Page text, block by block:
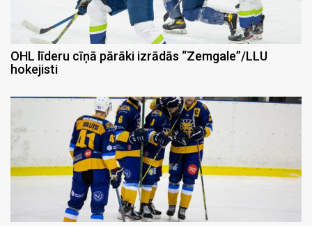
OHL līderu cīņā pārāki izrādās “Zemgale”/LLU
hokejisti